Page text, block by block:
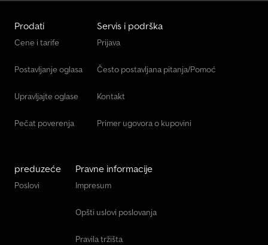
Prodati
Cene i tarife
Postavljanje oglasa
Upravljajte oglase
Pečat poverenja
Servis i podrška
Prijava
Često postavljana pitanja/Pomoć
Kontakt
Primer ugovora o kupovini
preduzeće
Poslovi
Pravne informacije
Impresum
Opšti uslovi poslovanja
Pravila tržišta